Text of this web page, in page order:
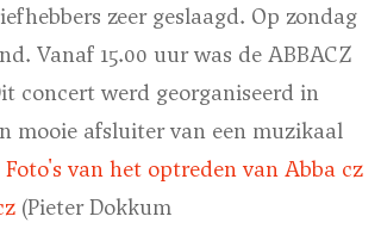
zeer geslaagd. Op zondag
Vanaf 15.00 uur was de ABBACZ
concert werd georganiseerd in
mooie afsluiter van een muzikaal
Foto's van het optreden van Abba cz
(Pieter Dokkum